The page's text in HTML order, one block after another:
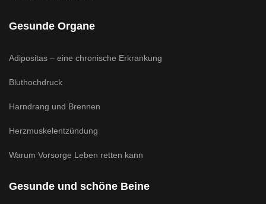
Gesunde Organe
Adipositas – eine chronische Erkrankung
Bluthochdruck
Harndrang und Brennen
Herzmuskelentzündung
Warum Vorsorge Leben retten kann
Gesunde und schöne Beine